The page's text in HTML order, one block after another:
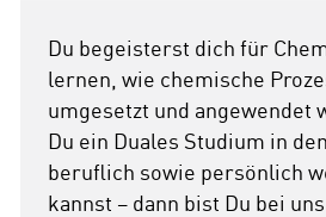
Du begeisterst dich für
lernen, wie chemische
umgesetzt und angewendet
Du ein Duales Studium in
beruflich sowie persönlich
kannst – dann bist Du bei